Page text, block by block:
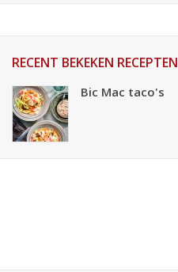
RECENT BEKEKEN RECEPTEN
Bic Mac taco's